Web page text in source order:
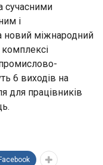
сучасними
і
новий міжнародний
6 виходів на
для працівників
Facebook